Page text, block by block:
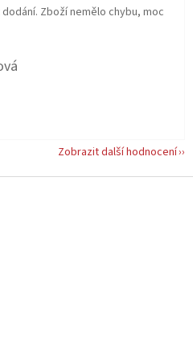
Zboží nemělo chybu, moc
je 5 z 5 hvězdiček.
Zobrazit další hodnocení